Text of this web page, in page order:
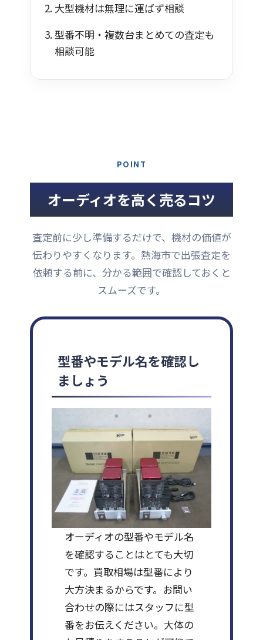
大型機材は無理に運ばず相談
型番不明・複数台まとめての査定も
相談可能
POINT
オーディオを高く売るコツ
査定前に少し準備するだけで、機材の価値が
伝わりやすくなります。熱海市で出張査定を
依頼する前に、分かる範囲で確認しておくと
スムーズです。
型番やモデル名を確認し
ましょう
オーディオの型番やモデル名
を確認することはとても大切
です。買取相場は型番により
大方決まるからです。お問い
合わせの際にはスタッフに型
番をお伝えください。大体の